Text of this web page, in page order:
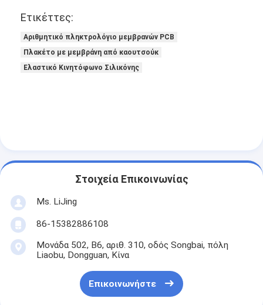
Ετικέττες:
Αριθμητικό πληκτρολόγιο μεμβρανών PCB
Πλακέτο με μεμβράνη από καουτσούκ
Ελαστικό Κινητόφωνο Σιλικόνης
Στοιχεία Επικοινωνίας
Ms. LiJing
86-15382886108
Μονάδα 502, Β6, αριθ. 310, οδός Songbai, πόλη
Liaobu, Dongguan, Κίνα
Επικοινωνήστε